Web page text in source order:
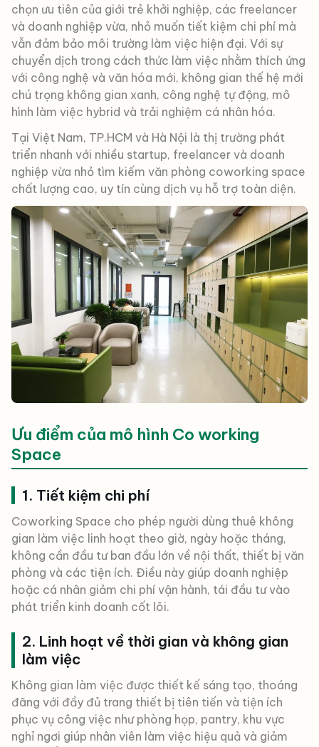
chọn ưu tiên của giới trẻ khởi nghiệp, các freelancer
và doanh nghiệp vừa, nhỏ muốn tiết kiệm chi phí mà
vẫn đảm bảo môi trường làm việc hiện đại. Với sự
chuyển dịch trong cách thức làm việc nhằm thích ứng
với công nghệ và văn hóa mới, không gian thế hệ mới
chú trọng không gian xanh, công nghệ tự động, mô
hình làm việc hybrid và trải nghiệm cá nhân hóa.
Tại Việt Nam, TP.HCM và Hà Nội là thị trường phát
triển nhanh với nhiều startup, freelancer và doanh
nghiệp vừa nhỏ tìm kiếm văn phòng coworking space
chất lượng cao, uy tín cùng dịch vụ hỗ trợ toàn diện.
Ưu điểm của mô hình Co working
Space
1. Tiết kiệm chi phí
Coworking Space cho phép người dùng thuê không
gian làm việc linh hoạt theo giờ, ngày hoặc tháng,
không cần đầu tư ban đầu lớn về nội thất, thiết bị văn
phòng và các tiện ích. Điều này giúp doanh nghiệp
hoặc cá nhân giảm chi phí vận hành, tái đầu tư vào
phát triển kinh doanh cốt lõi.
2. Linh hoạt về thời gian và không gian
làm việc
Không gian làm việc được thiết kế sáng tạo, thoáng
đãng với đầy đủ trang thiết bị tiên tiến và tiện ích
phục vụ công việc như phòng họp, pantry, khu vực
nghỉ ngơi giúp nhân viên làm việc hiệu quả và giảm